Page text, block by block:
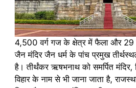
4,500 वर्ग गज के क्षेत्र में फैला और
जैन मंदिर जैन धर्म के पांच प्रमुख
है। तीर्थंकर ऋषभनाथ को समर्पित मंदिर,
विहार के नाम से भी जाना जाता है,